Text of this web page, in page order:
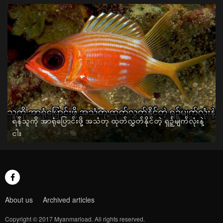
ရန်သူကို အာရုံပြောင်းဖို့ အသံတု ထုတ်လွှတ်နိုင်တဲ့ ရှဉ့်မျက်လုံးနဲ့
ငါး
About us Archived articles
Copyright © 2017 Myanmarload. All rights reserved.